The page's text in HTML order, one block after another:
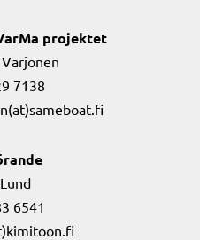
projektet
7138
6541